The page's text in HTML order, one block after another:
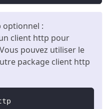
optionnel :
client http pour
pouvez utiliser le
package client http